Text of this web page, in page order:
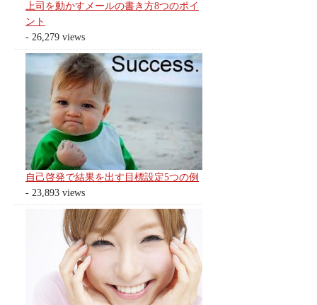
上司を動かすメールの書き方8つのポイ
ント
- 26,279 views
自己啓発で結果を出す目標設定5つの例
- 23,893 views